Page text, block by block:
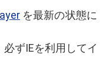
を最新の状態に
ずIEを利用してイ